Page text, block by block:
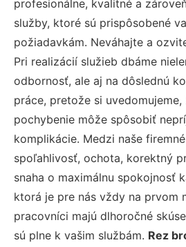
profesionálne, kvalitné a
služby, ktoré sú prispôsobené
požiadavkám. Neváhajte a
Pri realizácií služieb dbáme
odbornosť, ale aj na dôslednú
práce, pretože si uvedomujeme,
pochybenie môže spôsobiť
komplikácie. Medzi naše
spoľahlivosť, ochota, korektný
snaha o maximálnu spokojnosť
ktorá je pre nás vždy na prvom
pracovníci majú dlhoročné
sú plne k vašim službám. Rez